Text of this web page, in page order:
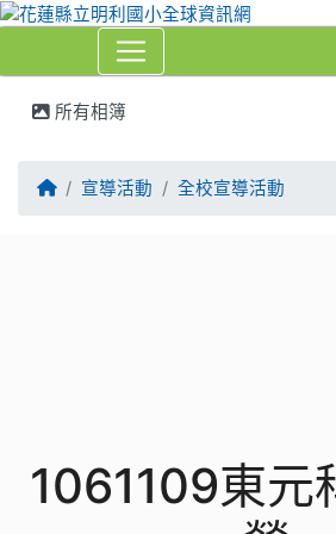
所有相簿
回首頁宣導活動 全校宣導活動
1061109東元